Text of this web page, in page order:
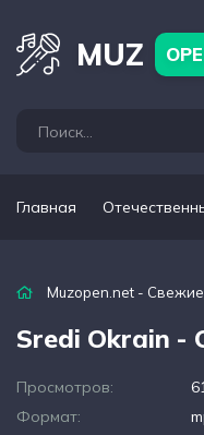
MUZ
Главная
Muzopen.net -
Sredi Okrain -
Просмотров:
Формат:
артисты